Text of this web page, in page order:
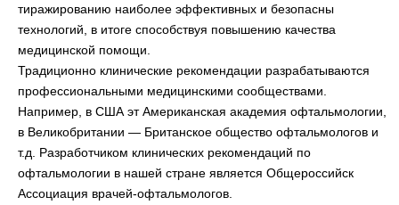
тиражированию наиболее эффективных и безопасны
технологий, в итоге способствуя повышению качества
медицинской помощи.
Традиционно клинические рекомендации разрабатываются
профессиональными медицинскими сообществами.
Например, в США эт Американская академия офтальмологии,
в Великобритании — Британское общество офтальмологов и
т.д. Разработчиком клинических рекомендаций по
офтальмологии в нашей стране является Общероссийск
Ассоциация врачей-офтальмологов.